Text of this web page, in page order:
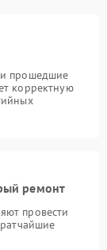
и прошедшие
корректную
ремонт
провести